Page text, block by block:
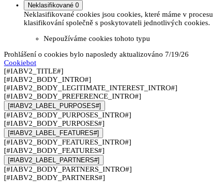
Neklasifikované 0
Neklasifikované cookies jsou cookies, které máme v procesu
klasifikování společně s poskytovateli jednotlivých cookies.
Nepoužíváme cookies tohoto typu
Prohlášení o cookies bylo naposledy aktualizováno 7/19/26
Cookiebot
[#IABV2_TITLE#]
[#IABV2_BODY_INTRO#]
[#IABV2_BODY_LEGITIMATE_INTEREST_INTRO#]
[#IABV2_BODY_PREFERENCE_INTRO#]
[#IABV2_LABEL_PURPOSES#]
[#IABV2_BODY_PURPOSES_INTRO#]
[#IABV2_BODY_PURPOSES#]
[#IABV2_LABEL_FEATURES#]
[#IABV2_BODY_FEATURES_INTRO#]
[#IABV2_BODY_FEATURES#]
[#IABV2_LABEL_PARTNERS#]
[#IABV2_BODY_PARTNERS_INTRO#]
[#IABV2_BODY_PARTNERS#]